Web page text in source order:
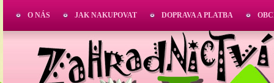
O NÁS JAK NAKUPOVAT DOPRAVA A PLATBA